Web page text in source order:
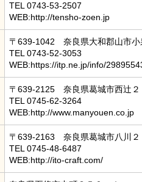
TEL 0743-53-2507
WEB:http://tensho-zoen.jp
〒639-1042 奈良県大和郡山市小
TEL 0743-52-3053
WEB:https://itp.ne.jp/info/
〒639-2125 奈良県葛城市西辻２
TEL 0745-62-3264
WEB:http://www.manyouen.co.jp
〒639-2163 奈良県葛城市八川２
TEL 0745-48-6487
WEB:http://ito-craft.com/